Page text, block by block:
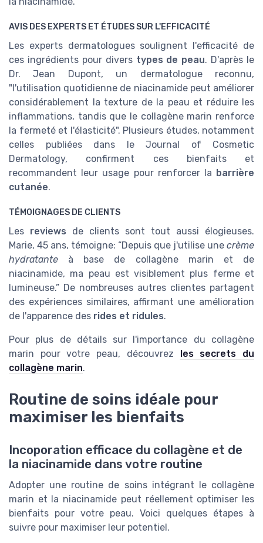
AVIS DES EXPERTS ET ÉTUDES SUR L'EFFICACITÉ
Les experts dermatologues soulignent l'efficacité de
ces ingrédients pour divers types de peau. D'après le
Dr. Jean Dupont, un dermatologue reconnu,
"l'utilisation quotidienne de niacinamide peut améliorer
considérablement la texture de la peau et réduire les
inflammations, tandis que le collagène marin renforce
la fermeté et l'élasticité". Plusieurs études, notamment
celles publiées dans le Journal of Cosmetic
Dermatology, confirment ces bienfaits et
recommandent leur usage pour renforcer la barrière
cutanée.
TÉMOIGNAGES DE CLIENTS
Les reviews de clients sont tout aussi élogieuses.
Marie, 45 ans, témoigne: “Depuis que j'utilise une crème
hydratante à base de collagène marin et de
niacinamide, ma peau est visiblement plus ferme et
lumineuse.” De nombreuses autres clientes partagent
des expériences similaires, affirmant une amélioration
de l'apparence des rides et ridules.
Pour plus de détails sur l'importance du collagène
marin pour votre peau, découvrez les secrets du
collagène marin.
Routine de soins idéale pour
maximiser les bienfaits
Incoporation efficace du collagène et de
la niacinamide dans votre routine
Adopter une routine de soins intégrant le collagène
marin et la niacinamide peut réellement optimiser les
bienfaits pour votre peau. Voici quelques étapes à
suivre pour maximiser leur potentiel.